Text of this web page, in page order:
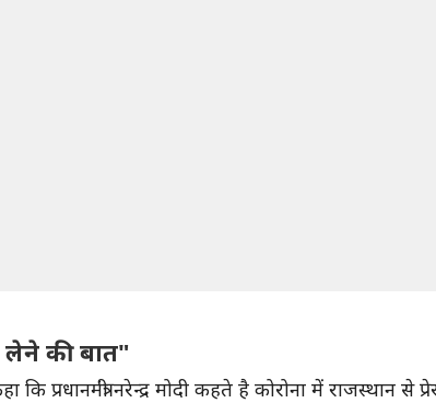
लेने की बात"
कि प्रधानमंत्री नरेन्द्र मोदी कहते है कोरोना में राजस्थान